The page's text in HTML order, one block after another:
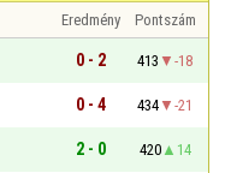
Eredmény
Pontszám
0 - 2 413
-18
0 - 4 434
-21
2 - 0 420
14